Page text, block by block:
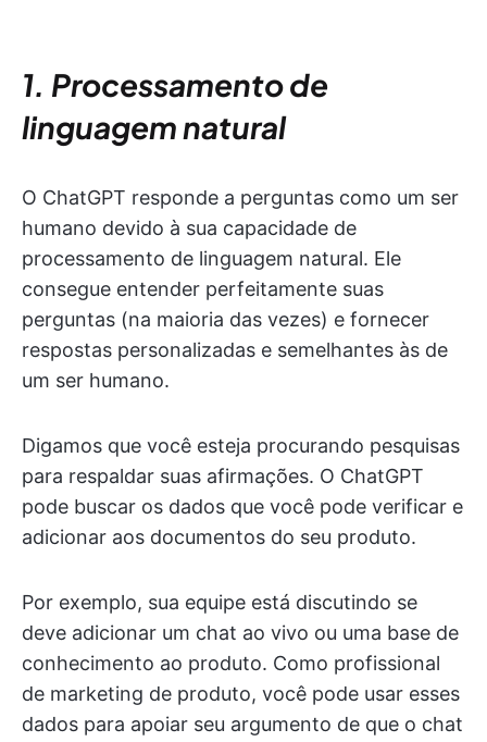
1. Processamento de
linguagem natural
O ChatGPT responde a perguntas como um ser
humano devido à sua capacidade de
processamento de linguagem natural. Ele
consegue entender perfeitamente suas
perguntas (na maioria das vezes) e fornecer
respostas personalizadas e semelhantes às de
um ser humano.
Digamos que você esteja procurando pesquisas
para respaldar suas afirmações. O ChatGPT
pode buscar os dados que você pode verificar e
adicionar aos documentos do seu produto.
Por exemplo, sua equipe está discutindo se
deve adicionar um chat ao vivo ou uma base de
conhecimento ao produto. Como profissional
de marketing de produto, você pode usar esses
dados para apoiar seu argumento de que o chat